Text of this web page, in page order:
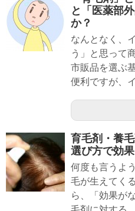
と「医薬部
か？
なんとなく、
う」と思って
市販品を選ぶ
便利ですが、
育毛剤・養
選び方で効
何度も言うよ
毛が生えてく
ら、「効果が